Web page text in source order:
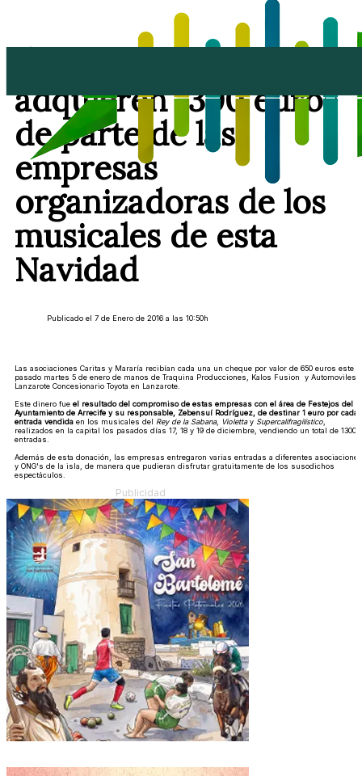
adquieren 1300 euros
de parte de las
empresas
organizadoras de los
musicales de esta
Navidad
Publicado el 7 de Enero de 2016 a las 10:50h
Las asociaciones Caritas y Mararía recibían cada una un cheque por valor de 650 euros este
pasado martes 5 de enero de manos de Traquina Producciones, Kalos Fusion y Automoviles
Lanzarote Concesionario Toyota en Lanzarote.
Este dinero fue el resultado del compromiso de estas empresas con el área de Festejos del
Ayuntamiento de Arrecife y su responsable, Zebensuí Rodríguez, de destinar 1 euro por cada
entrada vendida en los musicales del Rey de la Sabana, Violettay Supercalifragilístico
realizados en la capital los pasados días 17, 18 y 19 de diciembre, vendiendo un total de 1300
entradas.
Además de esta donación, las empresas entregaron varias entradas a diferentes asociaciones
y ONG's de la isla, de manera que pudieran disfrutar gratuitamente de los susodichos
espectáculos.
Publicidad